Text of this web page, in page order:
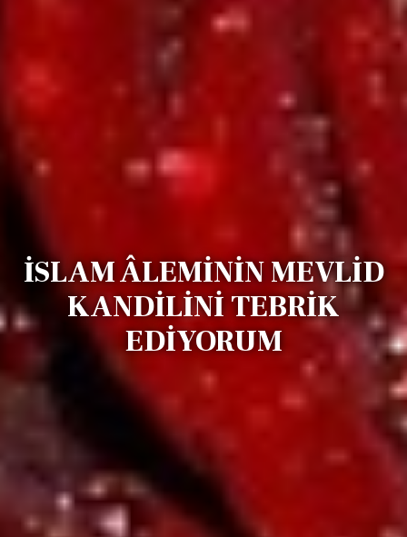
İSLAM ÂLEMİNİN MEVLİD
KANDİLİNİ TEBRİK
EDİYORUM